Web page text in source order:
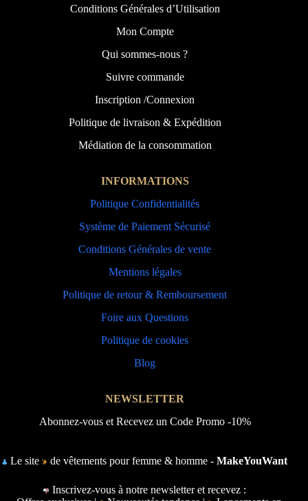
Conditions Générales d’Utilisation
Mon Compte
Qui sommes-nous ?
Suivre commande
Inscription /Connexion
Politique de livraison & Expédition
Médiation de la consommation
INFORMATIONS
Politique Confidentialités
Système de Paiement Sécurisé
Conditions Générales de vente
Mentions légales
Politique de retour & Remboursement
Foire aux Questions
Politique de cookies
Blog
NEWSLETTER
Abonnez-vous et Recevez un Code Promo -10%
Le site de vêtements pour femme & homme -MakeYouWant
Inscrivez-vous à notre newsletter et recevez :